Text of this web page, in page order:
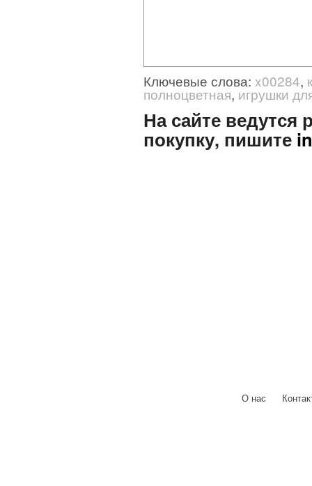
Ключевые слова: x00284,
полноцветная, игрушки
На сайте
покупку, пишите
О нас